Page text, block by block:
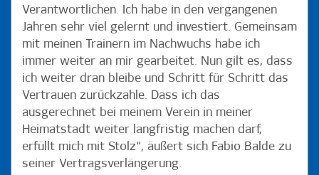
Verantwortlichen. Ich habe in den vergangenen
Jahren sehr viel gelernt und investiert. Gemeinsam
mit meinen Trainern im Nachwuchs habe ich
immer weiter an mir gearbeitet. Nun gilt es, dass
ich weiter dran bleibe und Schritt für Schritt das
Vertrauen zurückzahle. Dass ich das
ausgerechnet bei meinem Verein in meiner
Heimatstadt weiter langfristig machen darf,
erfüllt mich mit Stolz“, äußert sich Fabio Balde zu
seiner Vertragsverlängerung.